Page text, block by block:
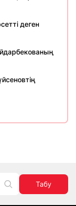
деген
Табу